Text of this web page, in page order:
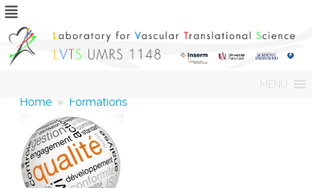
MENU
Home » Formations